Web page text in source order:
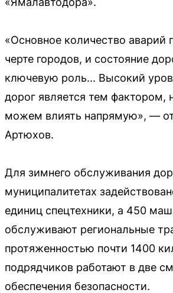
«Основное количество аварий
черте городов, и состояние
ключевую роль... Высокий
дорог является тем фактором,
можем влиять напрямую», —
Артюхов.
Для зимнего обслуживания
муниципалитетах
единиц спецтехники, а 450
обслуживают региональные
протяженностью почти 1400
подрядчиков работают в две
обеспечения безопасности.